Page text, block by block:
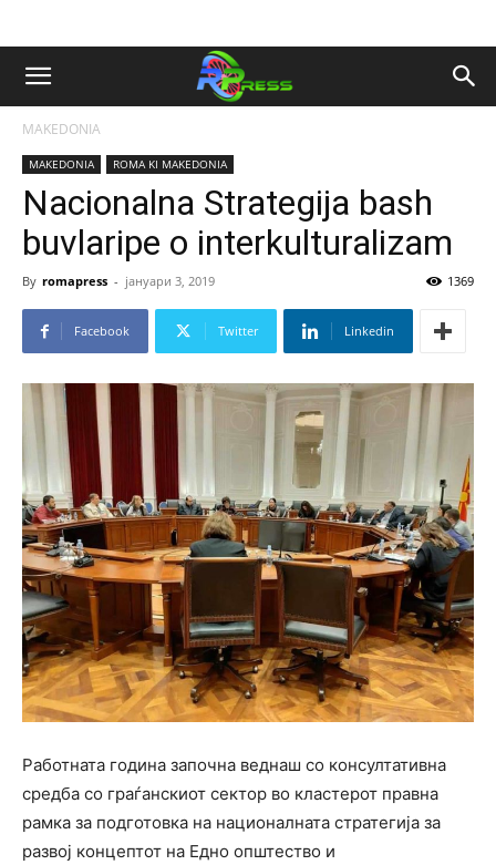
MAKEDONIA
MAKEDONIA ROMA KI MAKEDONIA
Nacionalna Strategija bash
buvlaripe o interkulturalizam
By romapress - јануари 3, 2019 1369
Facebook Twitter Linkedin
Работната година започна веднаш со консултативна
средба со граѓанскиот сектор во кластерот правна
рамка за подготовка на националната стратегија за
развој концептот на Едно општество и